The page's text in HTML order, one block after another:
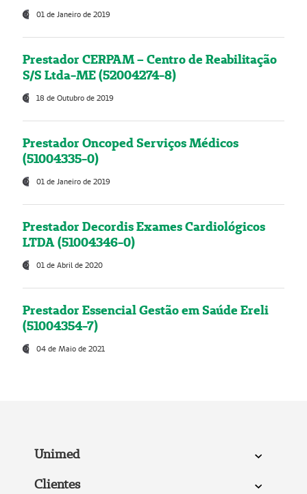
01 de Janeiro de 2019
Prestador CERPAM – Centro de Reabilitação
S/S Ltda-ME (52004274-8)
18 de Outubro de 2019
Prestador Oncoped Serviços Médicos
(51004335-0)
01 de Janeiro de 2019
Prestador Decordis Exames Cardiológicos
LTDA (51004346-0)
01 de Abril de 2020
Prestador Essencial Gestão em Saúde Ereli
(51004354-7)
04 de Maio de 2021
Unimed
Clientes